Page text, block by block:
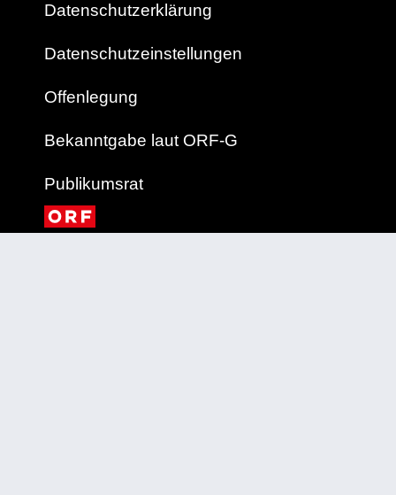
Datenschutzerklärung
Datenschutzeinstellungen
Offenlegung
Bekanntgabe laut ORF-G
Publikumsrat